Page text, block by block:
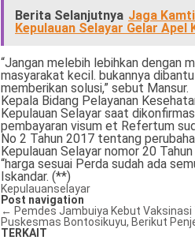
Berita Selanjutnya Jaga
Kepulauan Selayar Gelar Apel
“Jangan melebih lebihkan dengan
masyarakat kecil. bukannya
memberikan solusi,” sebut Mansur.
Kepala Bidang Pelayanan
Kepulauan Selayar saat
pembayaran visum et Refertum
No 2 Tahun 2017 tentang
Kepulauan Selayar nomor 20
“harga sesuai Perda sudah ada
Iskandar. (**)
Kepulauanselayar
Post navigation
← Pemdes Jambuiya Kebut Vaksinasi
Puskesmas Bontosikuyu, Berikut
TERKAIT